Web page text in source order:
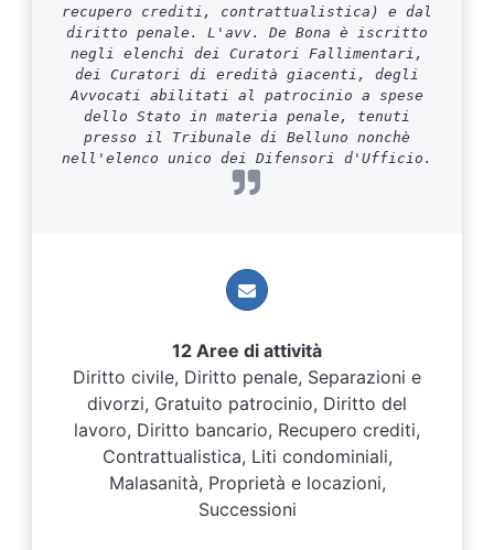
recupero crediti, contrattualistica) e dal
diritto penale. L'avv. De Bona è iscritto
negli elenchi dei Curatori Fallimentari,
dei Curatori di eredità giacenti, degli
Avvocati abilitati al patrocinio a spese
dello Stato in materia penale, tenuti
presso il Tribunale di Belluno nonchè
nell'elenco unico dei Difensori d'Ufficio.
12 Aree di attività
Diritto civile, Diritto penale, Separazioni e
divorzi, Gratuito patrocinio, Diritto del
lavoro, Diritto bancario, Recupero crediti,
Contrattualistica, Liti condominiali,
Malasanità, Proprietà e locazioni,
Successioni